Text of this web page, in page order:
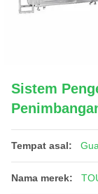
Sistem
Tempat asal:
Nama merek: